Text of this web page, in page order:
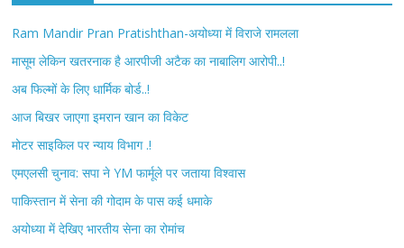
b
o
o
t
e
r
Ram Mandir Pran Pratishthan-अयोध्या में विराजे रामलला
मासूम लेकिन खतरनाक है आरपीजी अटैक का नाबालिग आरोपी..!
अब फिल्मों के लिए धार्मिक बोर्ड..!
आज बिखर जाएगा इमरान खान का विकेट
मोटर साइकिल पर न्याय विभाग .!
एमएलसी चुनाव: सपा ने YM फार्मूले पर जताया विश्वास
पाकिस्तान में सेना की गोदाम के पास कई धमाके
अयोध्या में देखिए भारतीय सेना का रोमांच